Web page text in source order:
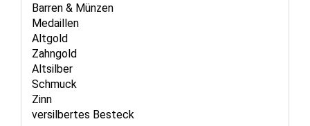
Barren & Münzen
Medaillen
Altgold
Zahngold
Altsilber
Schmuck
Zinn
versilbertes Besteck